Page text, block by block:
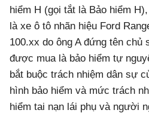
hiểm H (gọi tắt là Bảo hiểm
là xe ô tô nhãn hiệu Ford
100.xx do ông A đứng tên chủ
được mua là bảo hiểm tự
bắt buộc trách nhiệm dân sự
hình bảo hiểm và mức trách
hiểm tai nạn lái phụ và người